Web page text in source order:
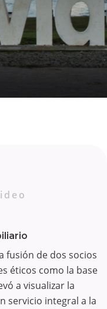
fusión de dos socios
éticos como la base
a visualizar la
servicio integral a la